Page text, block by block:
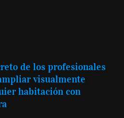
de los profesionales
visualmente
habitación con